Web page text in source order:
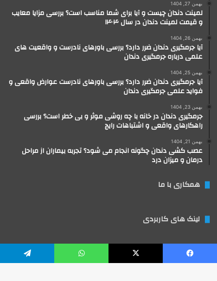
بهمن 27, 1404
لمینت دندان چیست و آیا برای شما مناسب است؟ بررسی مزایا معایب
و قیمت لمینت دندان در سال ۱۴۰۴
بهمن 26, 1404
آیا جرمگیری دندان ضرر دارد؟ بررسی باورهای نادرست و واقعیت های
علمی درباره جرمگیری دندان
بهمن 25, 1404
آیا جرمگیری دندان ضرر دارد؟ بررسی باورهای نادرست عوارض واقعی و
فواید علمی جرمگیری دندان
بهمن 23, 1404
جرمگیری دندان در خانه با چه روشی موثر و بی خطر است؟ بررسی
راهکارهای واقعی و اشتباهات رایج
بهمن 21, 1404
عصب کشی دندان چگونه انجام می شود؟ تجربه بیماران از مراحل
درمان و میزان درد
همکاری با ما
لینک های کاربردی
فیسبوک X واتس آپ تلگرام